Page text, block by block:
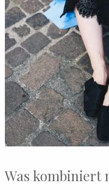
Was kombiniert